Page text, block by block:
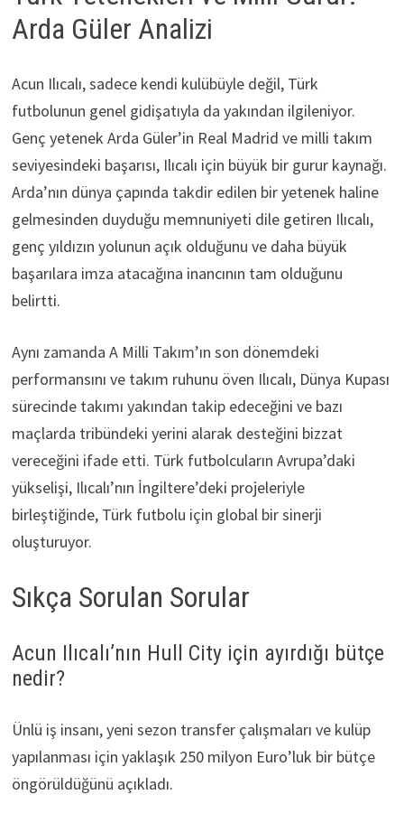
Arda Güler Analizi
Acun Ilıcalı, sadece kendi kulübüyle değil, Türk
futbolunun genel gidişatıyla da yakından ilgileniyor.
Genç yetenek Arda Güler’in Real Madrid ve milli takım
seviyesindeki başarısı, Ilıcalı için büyük bir gurur kaynağı.
Arda’nın dünya çapında takdir edilen bir yetenek haline
gelmesinden duyduğu memnuniyeti dile getiren Ilıcalı,
genç yıldızın yolunun açık olduğunu ve daha büyük
başarılara imza atacağına inancının tam olduğunu
belirtti.
Aynı zamanda A Milli Takım’ın son dönemdeki
performansını ve takım ruhunu öven Ilıcalı, Dünya Kupası
sürecinde takımı yakından takip edeceğini ve bazı
maçlarda tribündeki yerini alarak desteğini bizzat
vereceğini ifade etti. Türk futbolcuların Avrupa’daki
yükselişi, Ilıcalı’nın İngiltere’deki projeleriyle
birleştiğinde, Türk futbolu için global bir sinerji
oluşturuyor.
Sıkça Sorulan Sorular
Acun Ilıcalı’nın Hull City için ayırdığı bütçe
nedir?
Ünlü iş insanı, yeni sezon transfer çalışmaları ve kulüp
yapılanması için yaklaşık 250 milyon Euro’luk bir bütçe
öngörüldüğünü açıkladı.